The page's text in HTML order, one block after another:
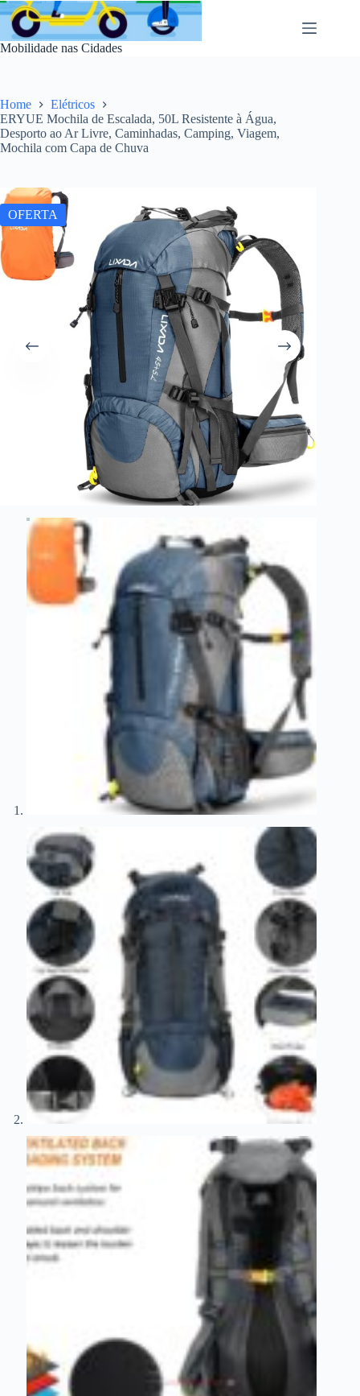
Pular
para
conteúdo
Mobilidade nas Cidades
Home
Elétricos
ERYUE Mochila de Escalada, 50L Resistente à Água,
Desporto ao Ar Livre, Caminhadas, Camping, Viagem,
Mochila com Capa de Chuva
OFERTA